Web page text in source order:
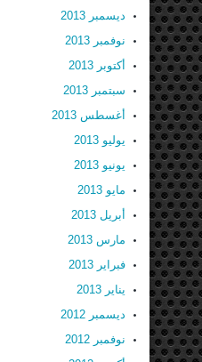
ديسمبر 2013
نوفمبر 2013
أكتوبر 2013
سبتمبر 2013
أغسطس 2013
يوليو 2013
يونيو 2013
مايو 2013
أبريل 2013
مارس 2013
فبراير 2013
يناير 2013
ديسمبر 2012
نوفمبر 2012